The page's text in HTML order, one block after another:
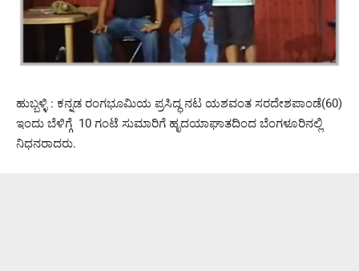
‌ಹುಬ್ಬಳ್ಳಿ : ಕನ್ನಡ ರಂಗಭೂಮಿಯ ಪ್ರಸಿದ್ಧ ನಟ ಯಶವಂತ ಸರದೇಶಪಾಂಡೆ(60)
ಇಂದು ಬೆಳಿಗ್ಗೆ 10 ಗಂಟೆ ಸುಮಾರಿಗೆ ಹೃದಯಾಘಾತದಿಂದ ಬೆಂಗಳೂರಿನಲ್ಲಿ
ನಿಧನರಾದರು.